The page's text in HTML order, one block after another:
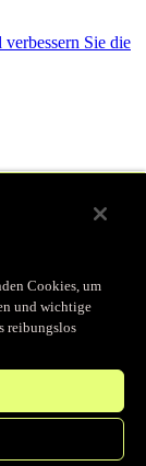
Sie die
Zugriff auf das
Cookies, um
und wichtige
reibungslos